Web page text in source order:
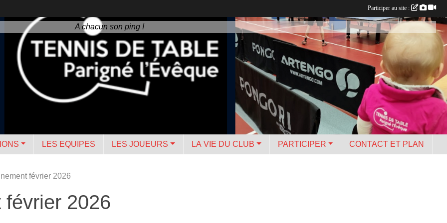
A chacun son ping !
LES EQUIPES LES JOUEURS LA VIE DU CLUB PARTICIPER CONTACT ET PLAN
février 2026
2026
Participer au site :